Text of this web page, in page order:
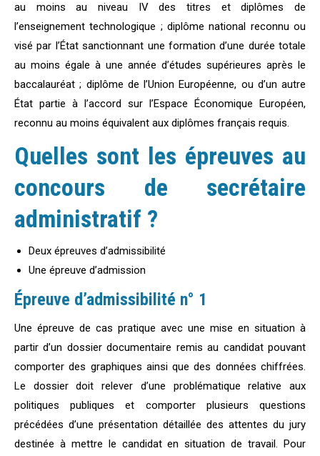
au moins au niveau IV des titres et diplômes de
l’enseignement technologique ; diplôme national reconnu ou
visé par l’État sanctionnant une formation d’une durée totale
au moins égale à une année d’études supérieures après le
baccalauréat ; diplôme de l’Union Européenne, ou d’un autre
État partie à l’accord sur l’Espace Économique Européen,
reconnu au moins équivalent aux diplômes français requis.
Quelles sont les épreuves au
concours de secrétaire
administratif ?
Deux épreuves d’admissibilité
Une épreuve d’admission
Épreuve d’admissibilité n° 1
Une épreuve de cas pratique avec une mise en situation à
partir d’un dossier documentaire remis au candidat pouvant
comporter des graphiques ainsi que des données chiffrées.
Le dossier doit relever d’une problématique relative aux
politiques publiques et comporter plusieurs questions
précédées d’une présentation détaillée des attentes du jury
destinée à mettre le candidat en situation de travail. Pour